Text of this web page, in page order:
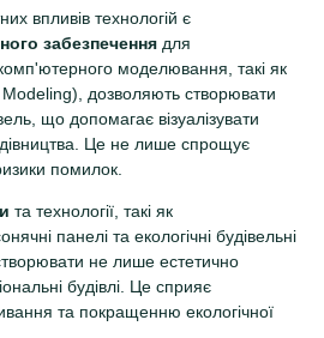
впливів технологій є
забезпечення для
моделювання, такі як
дозволяють створювати
що допомагає візуалізувати
Це не лише спрощує
помилок.
та технології, такі як
панелі та екологічні будівельні
не лише естетично
будівлі. Це сприяє
та покращенню екологічної